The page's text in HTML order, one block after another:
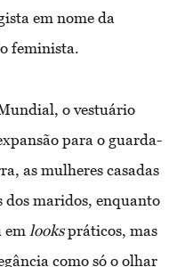
em nome da
feminista.
o vestuário
para o guarda-
as mulheres casadas
dos maridos, enquanto
em lookspráticos, mas
como só o olhar